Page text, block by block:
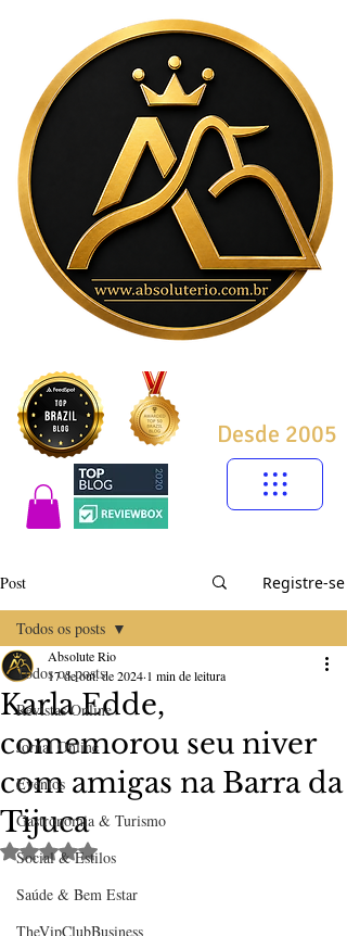
Desde 2005
Post Registre-se
Todos os posts
Revistas Online
Jornal Online
Eventos
Gastronomia & Turismo
Social & Estilos
Saúde & Bem Estar
TheVipClubBusiness
Todos os posts
Karla Edde,
comemorou seu niver
com amigas na Barra da
Tijuca
Absolute Rio
17 de out. de 2024 1 min de leitura
Avaliado com NaN de 5 estrelas.